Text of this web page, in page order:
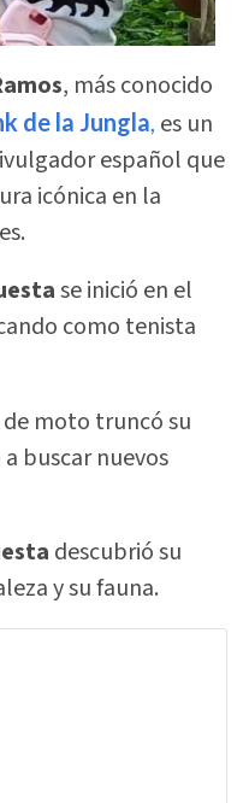
, más conocido
de la Jungla, es un
español que
icónica en la
se inició en el
como tenista
moto truncó su
buscar nuevos
descubrió su
y su fauna.